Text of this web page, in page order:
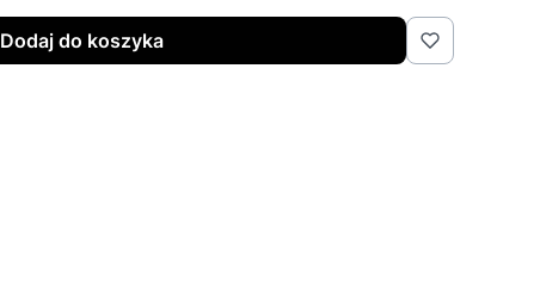
Dodaj do koszyka